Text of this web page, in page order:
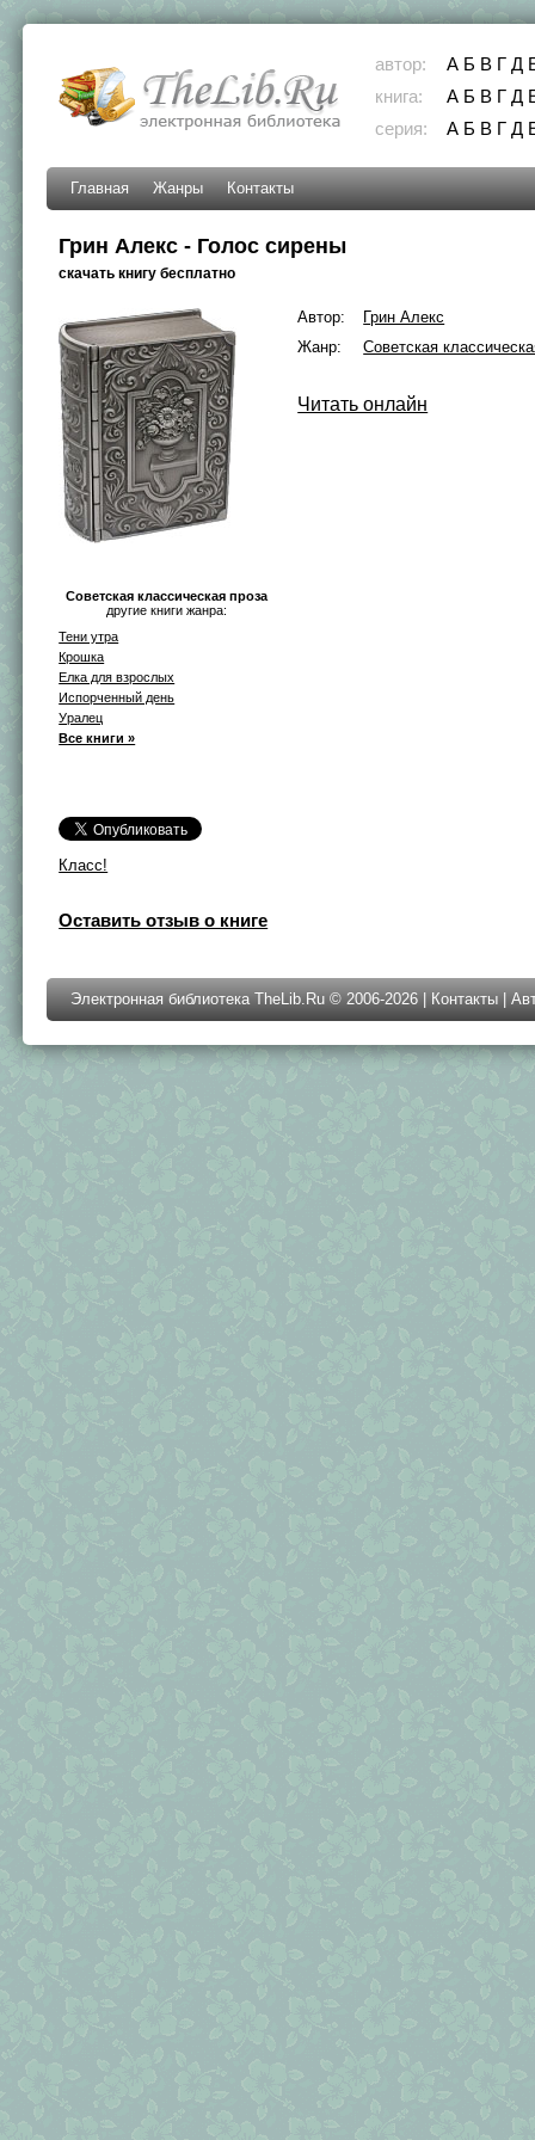
автор: А Б В Г Д
книга:
А Б В Г Д
серия:
А Б В Г Д
Главная Жанры Контакты
Грин Алекс - Голос сирены
скачать книгу бесплатно
Советская классическая проза
другие книги жанра:
Тени утра
Крошка
Елка для взрослых
Испорченный день
Уралец
Все книги »
Класс!
Автор:
Грин Алекс
Жанр:
Советская
Читать онлайн
Оставить отзыв о книге
Электронная библиотека TheLib.Ru © 2006-2026 | Контакты |